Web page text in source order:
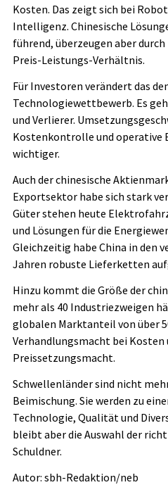
Kosten. Das zeigt sich bei
Intelligenz. Chinesische
führend, überzeugen aber
Preis-Leistungs-Verhältnis.
Für Investoren verändert das
Technologiewettbewerb. Es
und Verlierer.
Kostenkontrolle und operative
wichtiger.
Auch der chinesische
Exportsektor habe sich stark
Güter stehen heute
und Lösungen für die
Gleichzeitig habe China in den
Jahren robuste Lieferketten
Hinzu kommt die Größe der
mehr als 40 Industriezweigen
globalen Marktanteil von über
Verhandlungsmacht bei Kosten
Preissetzungsmacht.
Schwellenländer sind nicht
Beimischung. Sie werden zu
Technologie, Qualität und
bleibt aber die Auswahl der
Schuldner.
Autor: sbh-Redaktion/neb